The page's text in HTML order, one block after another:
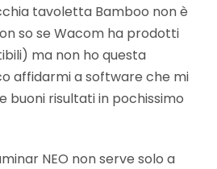
tavoletta Bamboo non è
so se Wacom ha prodotti
ma non ho questa
affidarmi a software che mi
buoni risultati in pochissimo
NEO non serve solo a